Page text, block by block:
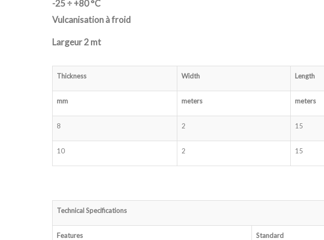
-25 ÷ +80 °C
Vulcanisation à froid
Largeur 2 mt
Thickness Width Length
mm meters meters
8 2 15
10 2 15
Technical Specifications
Features Standard